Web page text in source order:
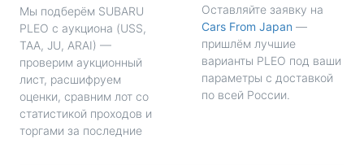
Мы подберём SUBARU
PLEO с аукциона (USS,
TAA, JU, ARAI) —
проверим аукционный
лист, расшифруем
оценки, сравним лот со
статистикой проходов и
торгами за последние
Оставляйте заявку на
Cars From Japan —
пришлём лучшие
варианты PLEO под ваши
параметры с доставкой
по всей России.